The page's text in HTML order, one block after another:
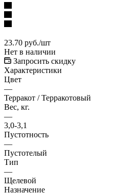
23.70 руб./шт
Нет в наличии
Запросить скидку
Характеристики
Цвет
—
Терракот / Терракотовый
Вес, кг.
—
3,0-3,1
Пустотность
—
Пустотелый
Тип
—
Щелевой
Назначение